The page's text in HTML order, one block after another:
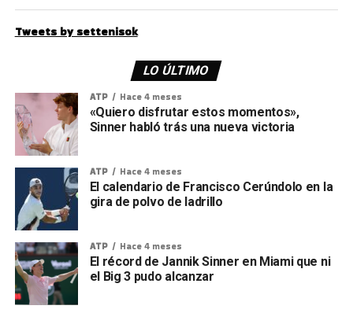
Tweets by settenisok
LO ÚLTIMO
ATP Hace 4 meses
«Quiero disfrutar estos momentos»,
Sinner habló trás una nueva victoria
ATP Hace 4 meses
El calendario de Francisco Cerúndolo en la
gira de polvo de ladrillo
ATP Hace 4 meses
El récord de Jannik Sinner en Miami que ni
el Big 3 pudo alcanzar